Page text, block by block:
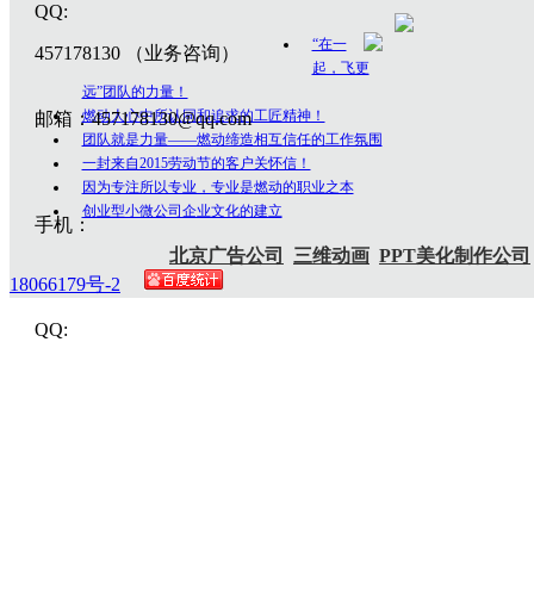
QQ:
457178130 （业务咨询）
邮箱：457178130@qq.com
手机：
QQ:
“在一
起，飞更
远”团队的力量！
燃动人心中所认同和追求的工匠精神！
团队就是力量——燃动缔造相互信任的工作氛围
一封来自2015劳动节的客户关怀信！
因为专注所以专业，专业是燃动的职业之本
创业型小微公司企业文化的建立
北京广告公司 三维动画 PPT美化制作公司
18066179号-2